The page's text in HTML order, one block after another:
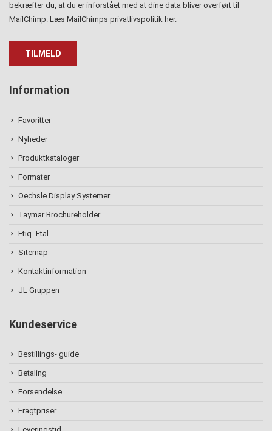
bekræfter du, at du er inforstået med at dine data bliver overført til
MailChimp. Læs MailChimps privatlivspolitik her.
Information
Favoritter
Nyheder
Produktkataloger
Formater
Oechsle Display Systemer
Taymar Brochureholder
Etiq- Etal
Sitemap
Kontaktinformation
JL Gruppen
Kundeservice
Bestillings- guide
Betaling
Forsendelse
Fragtpriser